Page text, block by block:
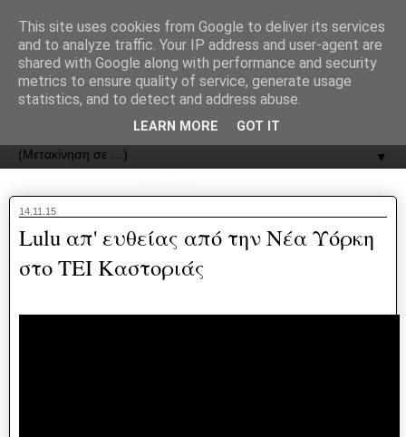
ΟΔΟΣ
▼
14.11.15
Lulu απ' ευθείας από την Νέα Υόρκη
στο ΤΕΙ Καστοριάς
This site uses cookies from Google to deliver its services
and to analyze traffic. Your IP address and user-agent are
shared with Google along with performance and security
metrics to ensure quality of service, generate usage
statistics, and to detect and address abuse.
LEARN MORE GOT IT